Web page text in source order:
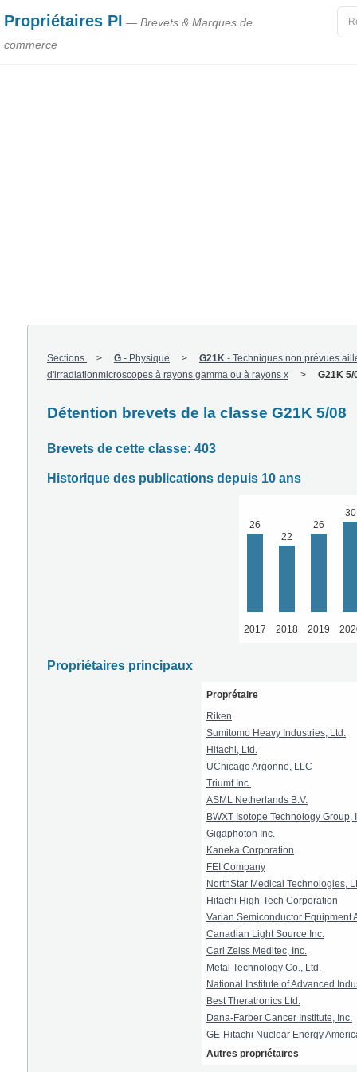
Propriétaires PI — Brevets & Marques de
commerce
Sections G - Physique G21K - Techniques non prévues
d'irradiationmicroscopes à rayons gamma ou à rayons x
G21K 5/
Détention brevets de la classe G21K 5/08
Brevets de cette classe: 403
Historique des publications depuis 10 ans
26
22
26
30
2017 2018 2019
Propriétaires principaux
Proprétaire
Riken
Sumitomo Heavy Industries, Ltd.
Hitachi, Ltd.
UChicago Argonne, LLC
Triumf Inc.
ASML Netherlands B.V.
BWXT Isotope Technology Group,
Gigaphoton Inc.
Kaneka Corporation
FEI Company
NorthStar Medical Technologies,
Hitachi High-Tech Corporation
Varian Semiconductor Equipment
Canadian Light Source Inc.
Carl Zeiss Meditec, Inc.
Metal Technology Co., Ltd.
National Institute of Advanced
Best Theratronics Ltd.
Dana-Farber Cancer Institute, Inc.
GE-Hitachi Nuclear Energy
Autres propriétaires